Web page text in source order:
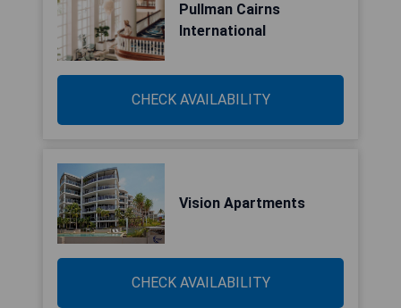
Pullman Cairns
International
CHECK AVAILABILITY
Vision Apartments
CHECK AVAILABILITY